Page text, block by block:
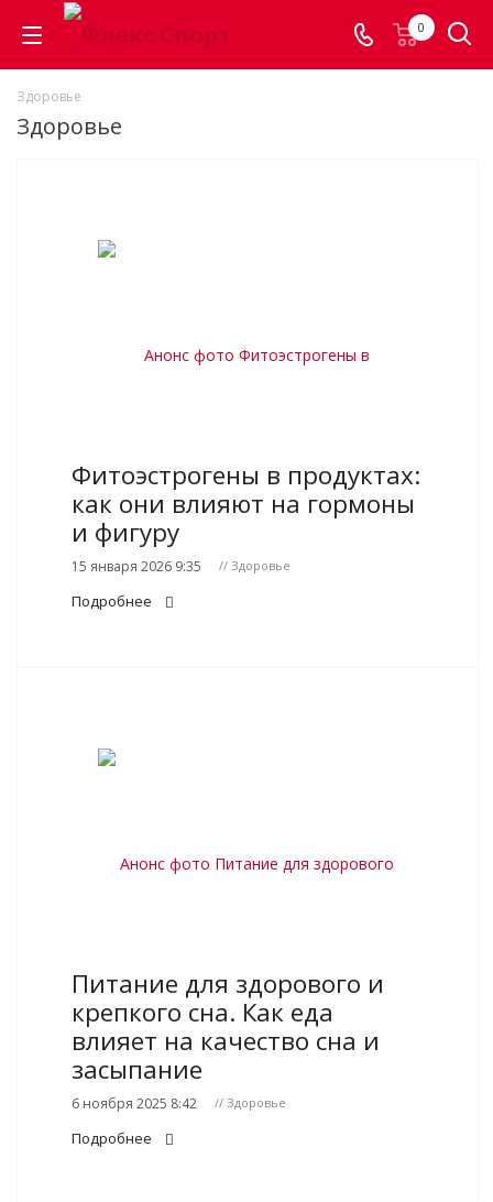
0
Здоровье
Здоровье
Фитоэстрогены в продуктах:
как они влияют на гормоны
и фигуру
15 января 2026 9:35 // Здоровье
Подробнее
Питание для здорового и
крепкого сна. Как еда
влияет на качество сна и
засыпание
6 ноября 2025 8:42 // Здоровье
Подробнее